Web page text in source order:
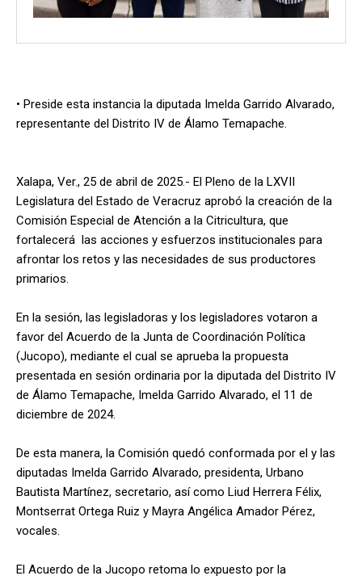
• Preside esta instancia la diputada Imelda Garrido Alvarado,
representante del Distrito IV de Álamo Temapache.
Xalapa, Ver., 25 de abril de 2025.- El Pleno de la LXVII
Legislatura del Estado de Veracruz aprobó la creación de la
Comisión Especial de Atención a la Citricultura, que
fortalecerá las acciones y esfuerzos institucionales para
afrontar los retos y las necesidades de sus productores
primarios.
En la sesión, las legisladoras y los legisladores votaron a
favor del Acuerdo de la Junta de Coordinación Política
(Jucopo), mediante el cual se aprueba la propuesta
presentada en sesión ordinaria por la diputada del Distrito IV
de Álamo Temapache, Imelda Garrido Alvarado, el 11 de
diciembre de 2024.
De esta manera, la Comisión quedó conformada por el y las
diputadas Imelda Garrido Alvarado, presidenta, Urbano
Bautista Martínez, secretario, así como Liud Herrera Félix,
Montserrat Ortega Ruiz y Mayra Angélica Amador Pérez,
vocales.
El Acuerdo de la Jucopo retoma lo expuesto por la